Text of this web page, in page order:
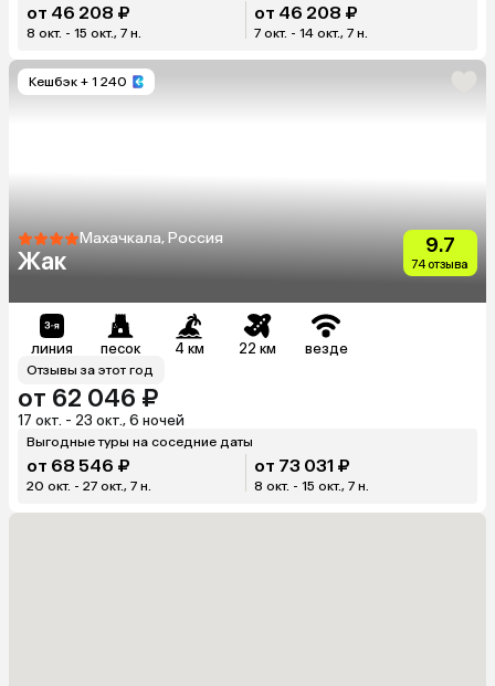
от 46 208 ₽
8 окт. - 15 окт., 7 н.
от 46 208 ₽
7 окт. - 14 окт., 7 н.
Кешбэк + 1 240
Махачкала, Россия
Жак
9.7
74 отзыва
линия песок 4 км 22 км везде
Отзывы за этот год
от 62 046 ₽
17 окт. - 23 окт., 6 ночей
Выгодные туры на соседние даты
от 68 546 ₽
20 окт. - 27 окт., 7 н.
от 73 031 ₽
8 окт. - 15 окт., 7 н.